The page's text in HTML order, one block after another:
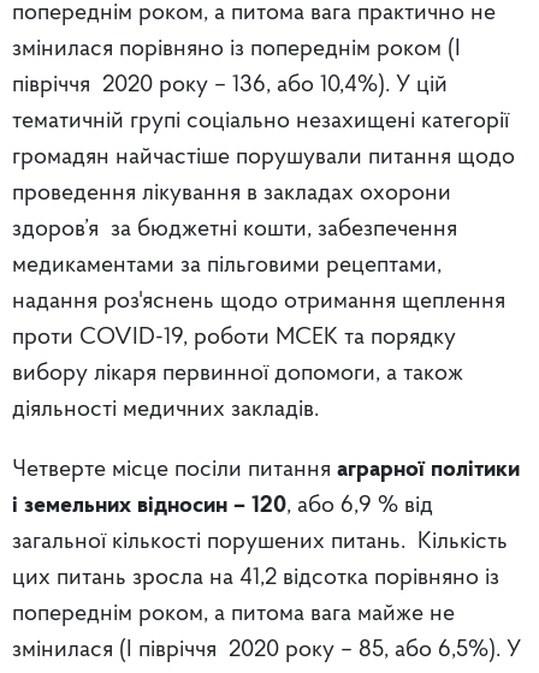
попереднім роком, а питома вага практично не
змінилася порівняно із попереднім роком (І
півріччя 2020 року – 136, або 10,4%). У цій
тематичній групі соціально незахищені категорії
громадян найчастіше порушували питання щодо
проведення лікування в закладах охорони
здоров’я за бюджетні кошти, забезпечення
медикаментами за пільговими рецептами,
надання роз'яснень щодо отримання щеплення
проти COVID-19, роботи МСЕК та порядку
вибору лікаря первинної допомоги, а також
діяльності медичних закладів.
Четверте місце посіли питання аграрної політики
і земельних відносин – 120, або 6,9 % від
загальної кількості порушених питань. Кількість
цих питань зросла на 41,2 відсотка порівняно із
попереднім роком, а питома вага майже не
змінилася (І півріччя 2020 року – 85, або 6,5%). У